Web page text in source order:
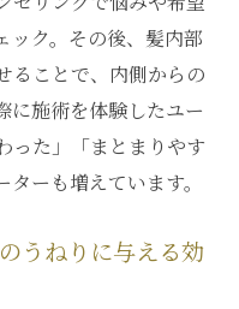
トリートメントが
感じる髪のしなや
ック。その後、髪内部
ることで、内側からの
に施術を体験したユー
った」「まとまりやす
ーも増えています。
うねりに与える効